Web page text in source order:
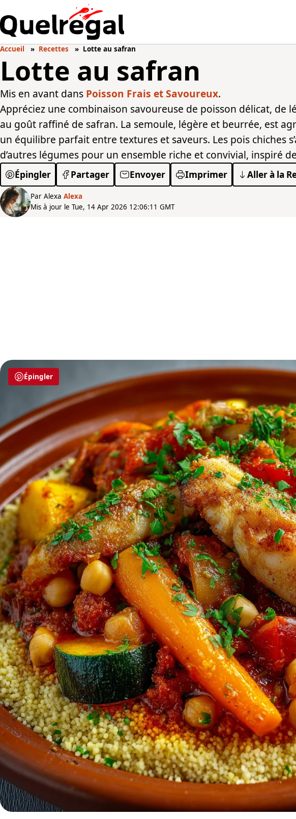
Accueil Recettes Lotte au safran
Lotte au safran
Mis en avant dans Poisson Frais et Savoureux.
Appréciez une combinaison savoureuse de poisson délicat, de
au goût raffiné de safran. La semoule, légère et beurrée, est
un équilibre parfait entre textures et saveurs. Les pois chiches
d’autres légumes pour un ensemble riche et convivial, inspiré
Épingler Partager Envoyer Imprimer Aller à la
Par Alexa Alexa
Mis à jour le Tue, 14 Apr 2026 12:06:11 GMT
Épingler